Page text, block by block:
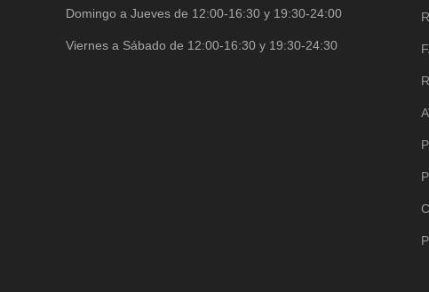
Domingo a Jueves de 12:00-16:30 y 19:30-24:00
Viernes a Sábado de 12:00-16:30 y 19:30-24:30